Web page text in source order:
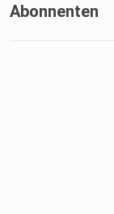
Abonnenten